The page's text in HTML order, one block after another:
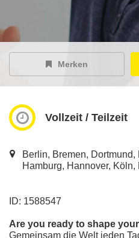
EY Joblight
Merken
Vollzeit / Teilzeit
Berlin, Bremen,
Hamburg, Hannover,
ID: 1588547
Are you ready to shape
Gemeinsam die Welt jeden